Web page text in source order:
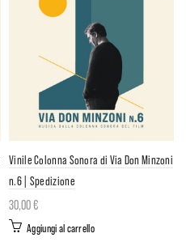
Vinile Colonna Sonora di Via Don Minzoni
n.6 | Spedizione
30,00€
Aggiungi al carrello